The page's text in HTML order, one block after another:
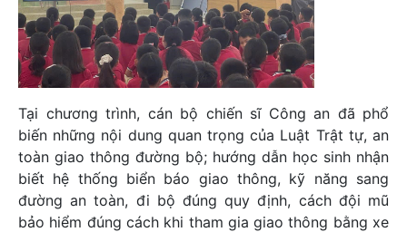
Tại chương trình, cán bộ chiến sĩ Công an đã phổ
biến những nội dung quan trọng của Luật Trật tự, an
toàn giao thông đường bộ; hướng dẫn học sinh nhận
biết hệ thống biển báo giao thông, kỹ năng sang
đường an toàn, đi bộ đúng quy định, cách đội mũ
bảo hiểm đúng cách khi tham gia giao thông bằng xe